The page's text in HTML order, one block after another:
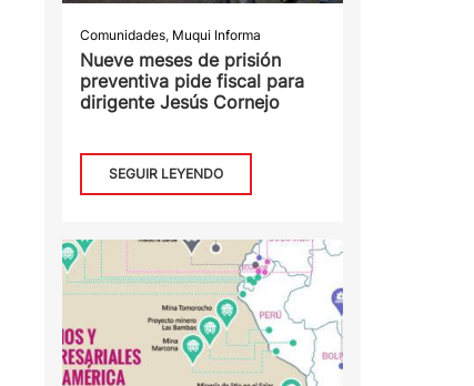
Comunidades, Muqui Informa
Nueve meses de prisión
preventiva pide fiscal para
dirigente Jesús Cornejo
SEGUIR LEYENDO